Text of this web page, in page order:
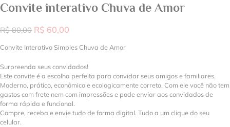
Convite interativo Chuva de Amor
R$80,00 R$ 60,00
Convite Interativo Simples Chuva de Amor
Surpreenda seus convidados!
Este convite é a escolha perfeita para convidar seus amigos e familiares.
Moderno, prático, econômico e ecologicamente correto. Com ele você não tem
gastos com frete nem com impressões e pode enviar aos convidados de
forma rápida e funcional.
Compre, receba e envie tudo de forma digital. Tudo a um clique do seu
celular.